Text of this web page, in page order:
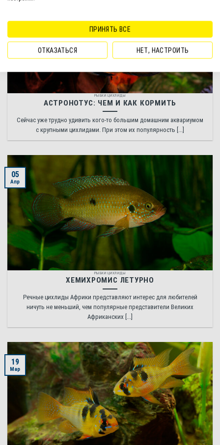
РЫБКИ ЦИХЛИДЫ
АСТРОНОТУС: ЧЕМ И КАК КОРМИТЬ
Сейчас уже трудно удивить кого-то большим домашним аквариумом
с крупными цихлидами. При этом их популярность [...]
Апр
РЫБКИ ЦИХЛИДЫ
ХЕМИХРОМИС ЛЕТУРНО
Речные цихлиды Африки представляют интерес для любителей
ничуть не меньший, чем популярные представители Великих
Африканских [...]
05
Апр
19
Мар
ПРИНЯТЬ ВСЕ
ОТКАЗАТЬСЯ НЕТ, НАСТРОИТЬ